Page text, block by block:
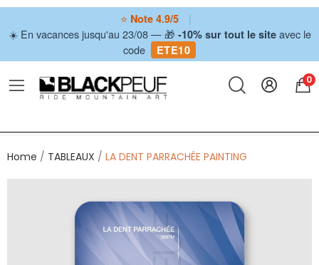
⭐ Note 4.9/5
|
☀️ En vacances jusqu'au 23/08 — 🎁 -10% sur tout le siteavec le
code
ETE10
0
Home TABLEAUX LA DENT PARRACHÉE PAINTING